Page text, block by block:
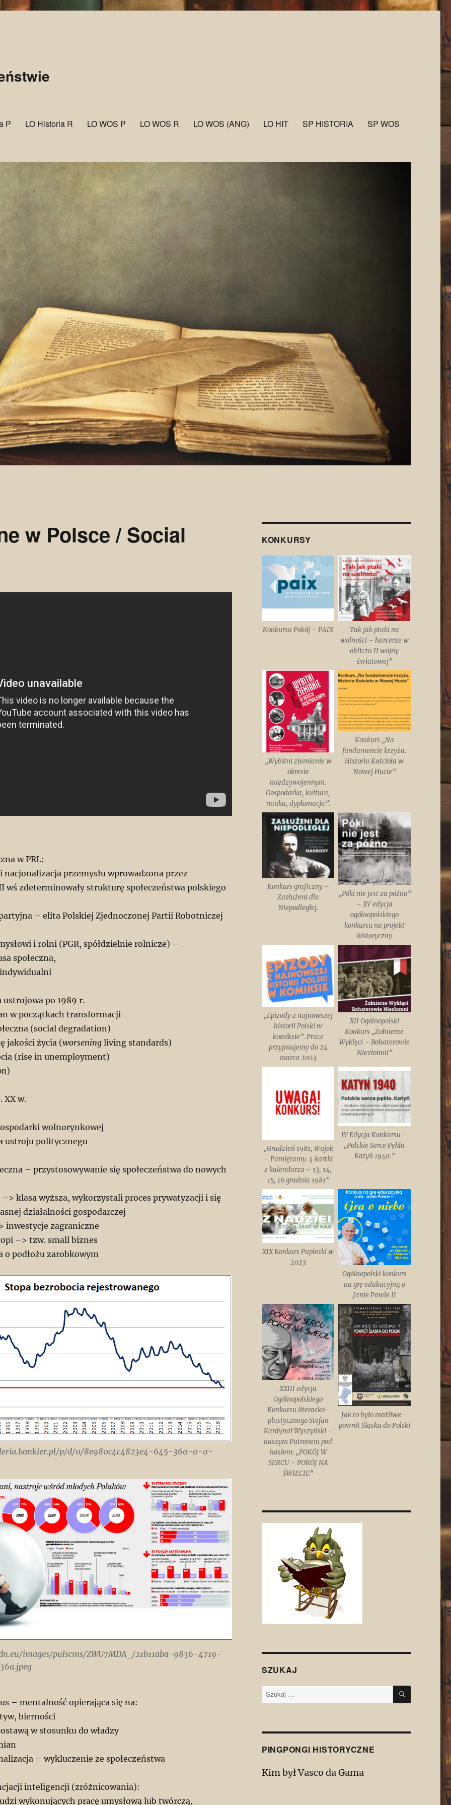
P LO Historia R LO WOS P LO WOS R LO WOS (ANG) LO HIT SP HISTORIA SP WOS
w Polsce / Social
w PRL:
nacjonalizacja przemysłu wprowadzona przez
wś zdeterminowały strukturę społeczeństwa polskiego
– elita Polskiej Zjednoczonej Partii Robotniczej
i rolni (PGR, spółdzielnie rolnicze) –
społeczna,
ustrojowa po 1989 r.
w początkach transformacji
(social degradation)
jakości życia (worseningliving standards)
(rise in unemployment)
)
XX w.
wolnorynkowej
ustroju politycznego
– przystosowywanie się społeczeństwa do nowych
klasa wyższa, wykorzystali proces prywatyzacji i się
działalności gospodarczej
inwestycje zagraniczne
–> tzw. small biznes
o podłożu zarobkowym
p/d/0/8e980c4c4823e4-645-360-0-0-
images/pulscms/ZWU7MDA_/21b11aba-9836-4719-
– mentalność opierająca się na:
bierności
w stosunku do władzy
– wykluczenie ze społeczeństwa
inteligencji (zróżnicowania):
wykonujących pracę umysłową lub twórczą,
KONKURSY
Konkursu Pokój – PAIX
Tak jak ptaki na
wolności – harcerze w
obliczu II wojny
światowej”
„Wybitni ziemianie w
okresie
międzywojennym.
Gospodarka, kultura,
nauka, dyplomacja”.
Konkurs „Na
fundamencie krzyża.
Historia Kościoła w
Nowej Hucie”
Konkurs graficzny –
Zasłużeni dla
Niepodległej.
„Póki nie jest za późno”
– XV edycja
ogólnopolskiego
konkursu na projekt
historyczny
„Epizody z najnowszej
historii Polski w
komiksie”. Prace
przyjmujemy do 24
marca 2023
XII Ogólnopolski
Konkurs „Żołnierze
Wyklęci – Bohaterowie
Niezłomni”
„Grudzień 1981, Wujek
– Pamiętamy. 4 kartki
z kalendarza – 13, 14,
15, 16 grudnia 1981”
IV Edycja Konkursu –
„Polskie Serce Pękło.
Katyń 1940.”
XIX Konkurs Papieski w
2023
Ogólnopolski konkurs
na grę edukacyjną o
Janie Pawle II
XXIII edycja
Ogólnopolskiego
Konkursu literacko-
plastycznego Stefan
Kardynał Wyszyński –
naszym Patronem pod
hasłem: „POKÓJ W
SERCU – POKÓJ NA
ŚWIECIE”
Jak to było możliwe –
powrót Śląska do Polski
SZUKAJ
Szukaj: SZUKAJ
PINGPONGI HISTORYCZNE
Kim był Vasco da Gama